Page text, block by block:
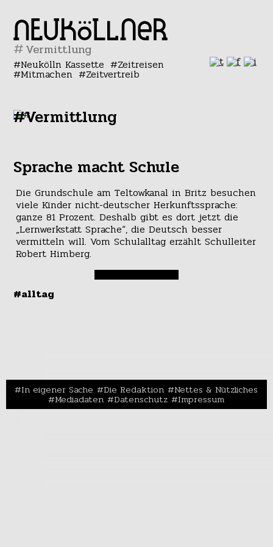
#
Neukölln Kassette Zeitreisen
Mitmachen Zeitvertreib
#Vermittlung
Sprache macht Schule
Die Grundschule am Teltowkanal in Britz besuchen
viele Kinder nicht-deutscher Herkunftssprache:
ganze 81 Prozent. Deshalb gibt es dort jetzt die
„Lernwerkstatt Sprache“, die Deutsch besser
vermitteln will. Vom Schulalltag erzählt Schulleiter
Robert Himberg.
#alltag
In eigener Sache Die Redaktion Nettes & Nützliches
Mediadaten Datenschutz Impressum